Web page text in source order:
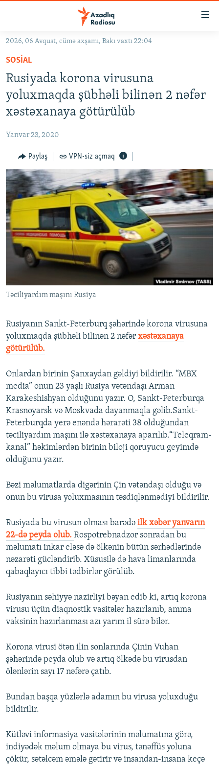
Əsas
qayıt
Əsas
naviqasiyaya
qayıt
Axtarışa
GÜNDƏM
KORRUPSIOMETR
#ƏSLINDƏ
QANUNI DOĞRU
ARAŞDIRMA
MULTIMEDIA
VIDEO
FOTOQALEREYA
İNFOQRAFIKA
KARIKATURA
RADIO ARXIV
OXU ZALI
AZƏRBAYCAN ƏDƏBIYYATI KITABXANASI
İSLAM VƏ DEMOKRATIYA
İZ - MƏDƏNIYYƏT PROQRAMI
HAQQIMIZDA
MISSIYAMIZ
PEŞƏ ETIKASI VƏ JURNALISTIKA STANDARTLARIMIZ
MATERIALLARIMIZDAN ISTIFADƏ
AZADLIQRADIOSU MOBIL TELEFONUNUZDA
BIZIMLƏ ƏLAQƏ
BIZI IZLƏ
2026, 06 Avqust, cümə axşamı, Bakı vaxtı 22:04
SOSIAL
Rusiyada korona virusuna
yoluxmaqda şübhəli bilinən 2 nəfər
xəstəxanaya götürülüb
Yanvar 23, 2020
Paylaş VPN-siz açmaq
Təciliyardım maşını Rusiya
Rusiyanın Sankt-Peterburq şəhərində korona virusuna
yoluxmaqda şübhəli bilinən 2 nəfər xəstəxanaya
götürülüb.
Onlardan birinin Şanxaydan gəldiyi bildirilir. “MBX
media” onun 23 yaşlı Rusiya vətəndaşı Arman
Karakeshishyan olduğunu yazır. O, Sankt-Peterburqa
Krasnoyarsk və Moskvada dayanmaqla gəlib.Sankt-
Peterburqda yerə enəndə hərarəti 38 olduğundan
təciliyardım maşını ilə xəstəxanaya aparılıb.“Teleqram-
kanal” həkimlərdən birinin biloji qoruyucu geyimdə
olduğunu yazır.
Bəzi məlumatlarda digərinin Çin vətəndaşı olduğu və
onun bu virusa yoluxmasının təsdiqlənmədiyi bildirilir.
Rusiyada bu virusun olması barədə ilk xəbər yanvarın
22-də peyda olub. Rospotrebnadzor sonradan bu
məlumatı inkar eləsə də ölkənin bütün sərhədlərində
nəzarəti gücləndirib. Xüsusilə də hava limanlarında
qabaqlayıcı tibbi tədbirlər görülüb.
Rusiyanın səhiyyə nazirliyi bəyan edib ki, artıq korona
virusu üçün diaqnostik vasitələr hazırlanıb, amma
vaksinin hazırlanması azı yarım il sürə bilər.
Korona virusi ötən ilin sonlarında Çinin Vuhan
şəhərində peyda olub və artıq ölkədə bu virusdan
ölənlərin sayı 17 nəfərə çatıb.
Bundan başqa yüzlərlə adamın bu virusa yoluxduğu
bildirilir.
Kütləvi informasiya vasitələrinin məlumatına görə,
indiyədək məlum olmaya bu virus, tənəffüs yoluna
çökür, sətəlcəm əmələ gətirir və insandan-insana keçə